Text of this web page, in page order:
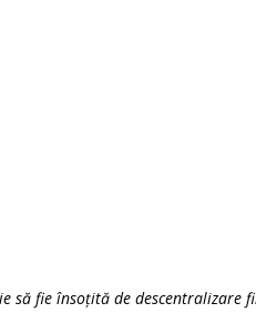
să fie însoțită de descentralizare